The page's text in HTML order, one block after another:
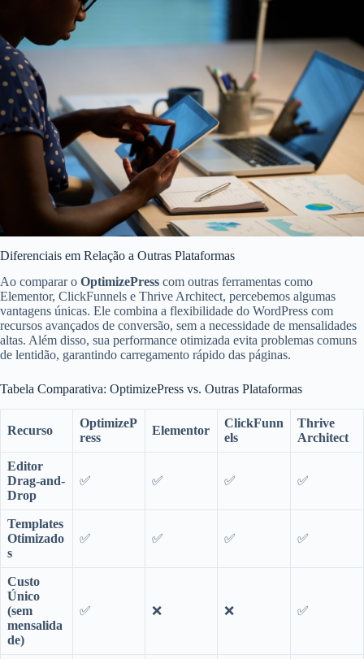
Diferenciais em Relação a Outras Plataformas
Ao comparar o OptimizePress com outras ferramentas como
Elementor, ClickFunnels e Thrive Architect, percebemos algumas
vantagens únicas. Ele combina a flexibilidade do WordPress com
recursos avançados de conversão, sem a necessidade de mensalidades
altas. Além disso, sua performance otimizada evita problemas comuns
de lentidão, garantindo carregamento rápido das páginas.
Tabela Comparativa: OptimizePress vs. Outras Plataformas
Recurso
OptimizeP
ress
Elementor
ClickFunn
els
Thrive
Architect
Editor
Drag-and-
Drop
✅ ✅ ✅ ✅
Templates
Otimizado
s
✅ ✅ ✅ ✅
Custo
Único
(sem
mensalida
de)
✅ ❌ ❌ ✅